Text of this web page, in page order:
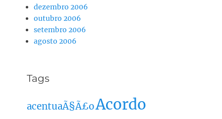
dezembro 2006
outubro 2006
setembro 2006
agosto 2006
Tags
acentuaÃ§Ã£oAcordo